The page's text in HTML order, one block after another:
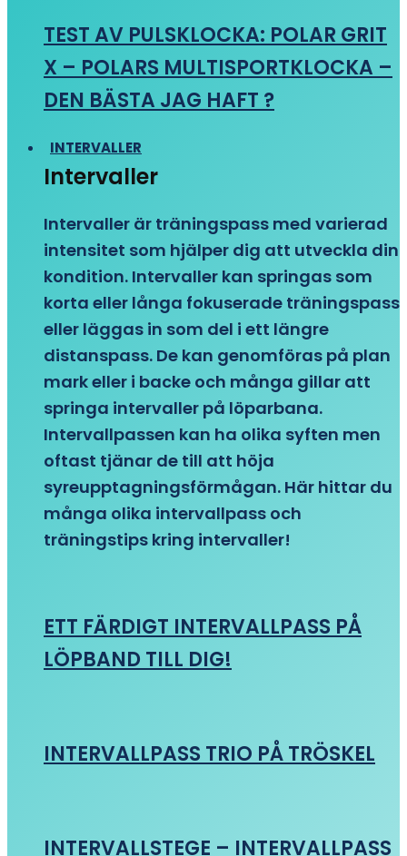
TEST AV PULSKLOCKA: POLAR GRIT
X – POLARS MULTISPORTKLOCKA –
DEN BÄSTA JAG HAFT ?
INTERVALLER
Intervaller
Intervaller är träningspass med varierad
intensitet som hjälper dig att utveckla din
kondition. Intervaller kan springas som
korta eller långa fokuserade träningspass
eller läggas in som del i ett längre
distanspass. De kan genomföras på plan
mark eller i backe och många gillar att
springa intervaller på löparbana.
Intervallpassen kan ha olika syften men
oftast tjänar de till att höja
syreupptagningsförmågan. Här hittar du
många olika intervallpass och
träningstips kring intervaller!
ETT FÄRDIGT INTERVALLPASS PÅ
LÖPBAND TILL DIG!
INTERVALLPASS TRIO PÅ TRÖSKEL
INTERVALLSTEGE – INTERVALLPASS